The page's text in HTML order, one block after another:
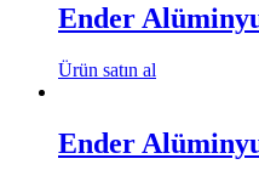
Ender
Ürün satın al
Ender